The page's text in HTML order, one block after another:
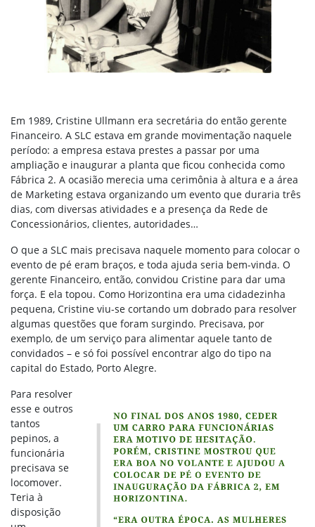
Em 1989, Cristine Ullmann era secretária do então gerente
Financeiro. A SLC estava em grande movimentação naquele
período: a empresa estava prestes a passar por uma
ampliação e inaugurar a planta que ficou conhecida como
Fábrica 2. A ocasião merecia uma cerimônia à altura e a área
de Marketing estava organizando um evento que duraria três
dias, com diversas atividades e a presença da Rede de
Concessionários, clientes, autoridades…
O que a SLC mais precisava naquele momento para colocar o
evento de pé eram braços, e toda ajuda seria bem-vinda. O
gerente Financeiro, então, convidou Cristine para dar uma
força. E ela topou. Como Horizontina era uma cidadezinha
pequena, Cristine viu-se cortando um dobrado para resolver
algumas questões que foram surgindo. Precisava, por
exemplo, de um serviço para alimentar aquele tanto de
convidados – e só foi possível encontrar algo do tipo na
capital do Estado, Porto Alegre.
Para resolver
esse e outros
tantos
pepinos, a
funcionária
precisava se
locomover.
Teria à
disposição